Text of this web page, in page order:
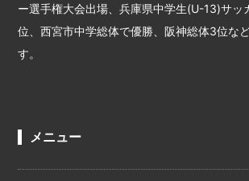
ー選手権大会出場、兵庫県中学生(U-13)サッ
位、西宮市中学総体で優勝、阪神総体3位な
す。
メニュー